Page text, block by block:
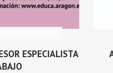
ESPECIALISTA